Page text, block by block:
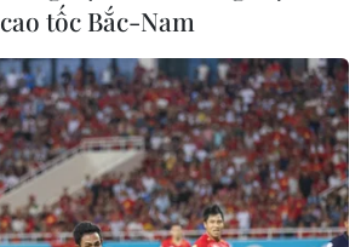
tốc Bắc-Nam